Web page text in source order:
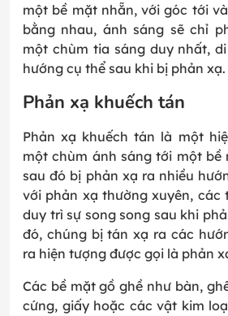
một bề mặt nhẵn, với góc tới
bằng nhau, ánh sáng sẽ chỉ
một chùm tia sáng duy nhất,
hướng cụ thể sau khi bị phản xạ.
Phản xạ khuếch tán
Phản xạ khuếch tán là một
một chùm ánh sáng tới một bề
sau đó bị phản xạ ra nhiều
với phản xạ thường xuyên, các
duy trì sự song song sau khi
đó, chúng bị tán xạ ra các
ra hiện tượng được gọi là phản
Các bề mặt gồ ghề như bàn,
cứng, giấy hoặc các vật kim